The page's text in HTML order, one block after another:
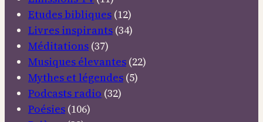
Etudes bibliques (12)
Livres inspirants (34)
Méditations (37)
Musiques élevantes (22)
Mythes et légendes (5)
Podcasts radio (32)
Poésies (106)